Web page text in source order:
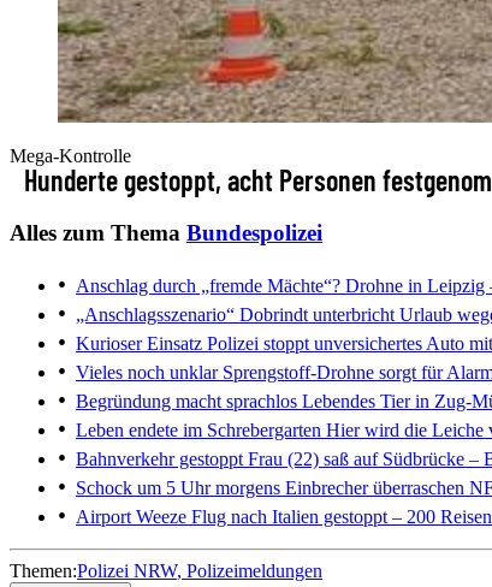
Mega-Kontrolle
Hunderte gestoppt, acht Personen
Alles zum Thema Bundespolizei
Anschlag durch „fremde Mächte“? Drohne in Leipzig
„Anschlagsszenario“ Dobrindt unterbricht Urlaub
Kurioser Einsatz Polizei stoppt unversichertes Auto
Vieles noch unklarSprengstoff-Drohne sorgt für
Begründung macht sprachlos Lebendes Tier in Zug-
Leben endete im Schrebergarten Hier wird die Leiche
Bahnverkehr gestoppt Frau (22) saß auf Südbrücke –
Schock um 5 Uhr morgens Einbrecher überraschen
Airport Weeze Flug nach Italien gestoppt – 200
Themen:Polizei NRW Polizeimeldungen